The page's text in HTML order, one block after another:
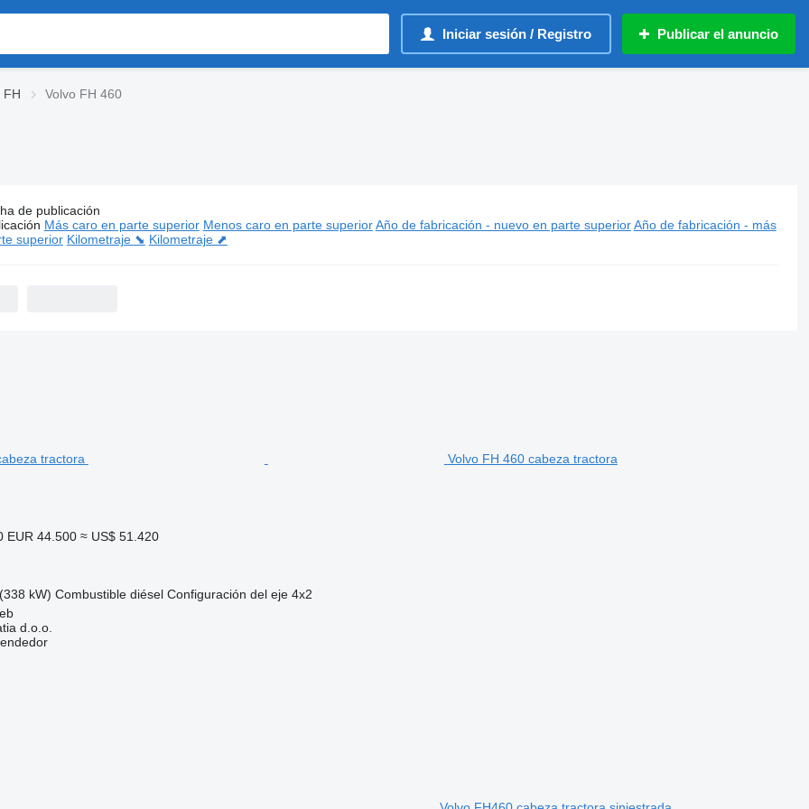
Iniciar sesión / Registro Publicar el anuncio
FH Volvo FH 460
Volvo FH 460 cabezas tractoras
de publicación
Más caro en parte superior Menos caro en parte superior Año de fabricación - nuevo en parte superior Año de fabricación - más
superior Kilometraje ⬊ Kilometraje ⬈
Volvo FH 460 cabeza tractora
EUR 44.500 ≈ US$ 51.420
kW) Combustible diésel Configuración del eje 4x2
d.o.o.